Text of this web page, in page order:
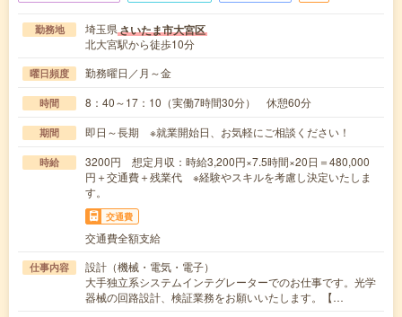
勤務地 埼玉県さいたま市大宮区
北大宮駅から徒歩10分
曜日頻度 勤務曜日／月～金
時間 8：40～17：10（実働7時間30分） 休憩60分
期間 即日～長期 ※就業開始日、お気軽にご相談ください！
時給
3200円 想定月収：時給3,200円×7.5時間×20日＝480,000
円＋交通費＋残業代 ※経験やスキルを考慮し決定いたしま
す。
交通費
交通費全額支給
仕事内容
設計（機械・電気・電子）
大手独立系システムインテグレーターでのお仕事です。光学
器械の回路設計、検証業務をお願いいたします。【…